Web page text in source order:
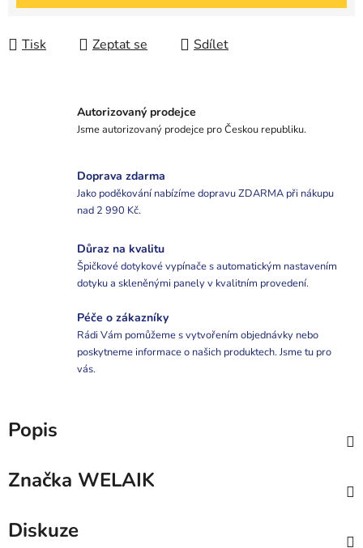
Tisk Zeptat se Sdílet
Autorizovaný prodejce
Jsme autorizovaný prodejce pro Českou republiku.
Doprava zdarma
Jako poděkování nabízíme dopravu ZDARMA při nákupu
nad 2 990 Kč.
Důraz na kvalitu
Špičkové dotykové vypínače s automatickým nastavením
dotyku a skleněnými panely v kvalitním provedení.
Péče o zákazníky
Rádi Vám pomůžeme s vytvořením objednávky nebo
poskytneme informace o našich produktech. Jsme tu pro
vás.
Popis
Značka WELAIK
Diskuze